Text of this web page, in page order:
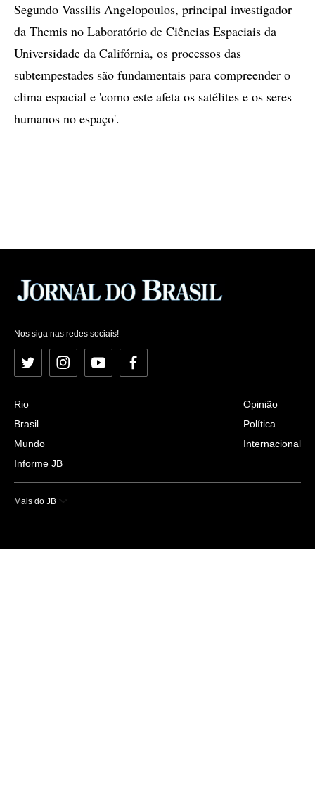
Segundo Vassilis Angelopoulos, principal investigador
da Themis no Laboratório de Ciências Espaciais da
Universidade da Califórnia, os processos das
subtempestades são fundamentais para compreender o
clima espacial e 'como este afeta os satélites e os seres
humanos no espaço'.
Nos siga nas redes sociais!
Twitter InstagramYouTubeFacebook
Rio
Brasil
Mundo
Informe JB
Opinião
Política
Internacional
Mais do JB
Esportes